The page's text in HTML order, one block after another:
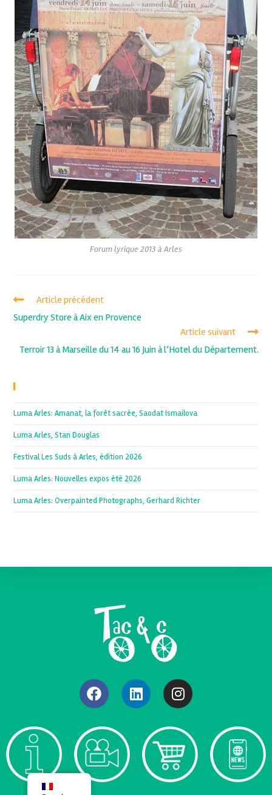
Forum lyrique 2013 à Arles
Article précédent
Superdry Store à Aix en Provence
Article suivant
Terroir 13 à Marseille du 14 au 16 Juin à l’Hotel du Département.
Luma Arles: Amanat, la forêt sacrée, Saodat Ismailova
Luma Arles, Stan Douglas
Festival Les Suds à Arles, édition 2026
Luma Arles: Nouvelles expos été 2026
Luma Arles: Overpainted Photographs, Gerhard Richter